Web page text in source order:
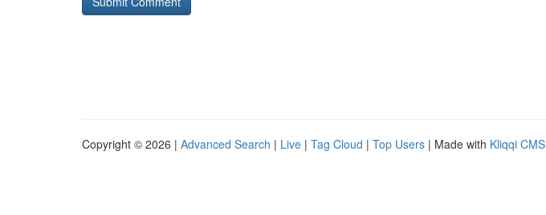
Copyright © 2026 | Advanced Search | Live | Tag Cloud | Top Users | Made with Kliqqi CMS